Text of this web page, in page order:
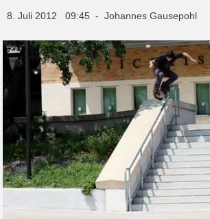
8. Juli 2012 09:45 - Johannes Gausepohl